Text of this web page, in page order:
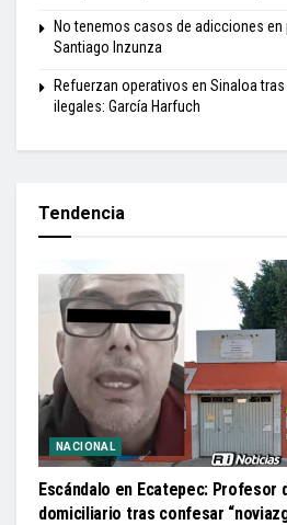
No tenemos casos de adicciones en
Santiago Inzunza
Refuerzan operativos en Sinaloa
ilegales: García Harfuch
Tendencia
NACIONAL
Escándalo en Ecatepec: Profesor
domiciliario tras confesar